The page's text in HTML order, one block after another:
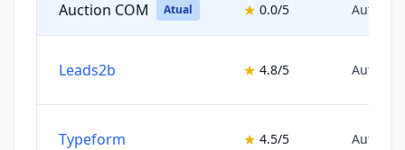
Auction COM Atual ★ 0.0/5
Leads2b ★ 4.8/5
Typeform ★ 4.5/5